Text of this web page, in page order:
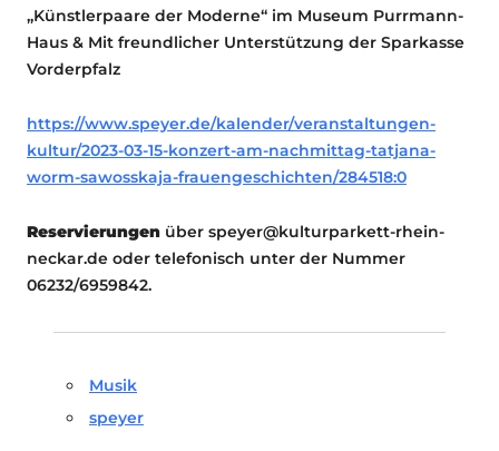
„Künstlerpaare der Moderne“ im Museum Purrmann-
Haus & Mit freundlicher Unterstützung der Sparkasse
Vorderpfalz
https://www.speyer.de/kalender/veranstaltungen-
kultur/2023-03-15-konzert-am-nachmittag-tatjana-
worm-sawosskaja-frauengeschichten/284518:0
Reservierungen über speyer@kulturparkett-rhein-
neckar.de oder telefonisch unter der Nummer
06232/6959842.
Musik
speyer